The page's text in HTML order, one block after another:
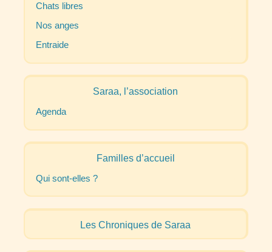
Chats libres
Nos anges
Entraide
Saraa, l’association
Agenda
Familles d’accueil
Qui sont-elles ?
Les Chroniques de Saraa